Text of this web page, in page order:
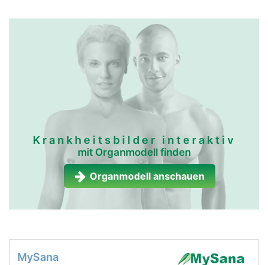
Krankheitsbilder interaktiv
mit Organmodell finden
Organmodell anschauen
MySana